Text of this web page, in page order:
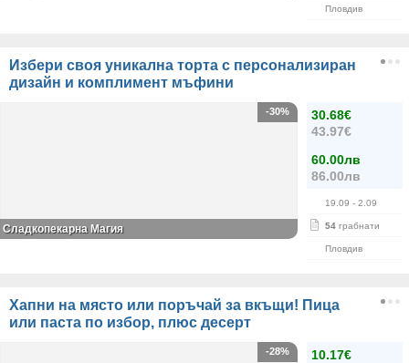
Пловдив
Избери своя уникална торта с персонализиран
дизайн и комплимент мъфини
30.68€
43.97€
60.00лв
86.00лв
19.09 - 2.09
54 грабнати
Пловдив
-30%
Сладкопекарна Магия
Хапни на място или поръчай за вкъщи! Пица
или паста по избор, плюс десерт
10.17€
-28%